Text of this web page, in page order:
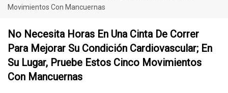
Movimientos Con Mancuernas
No Necesita Horas En Una Cinta De Correr
Para Mejorar Su Condición Cardiovascular; En
Su Lugar, Pruebe Estos Cinco Movimientos
Con Mancuernas